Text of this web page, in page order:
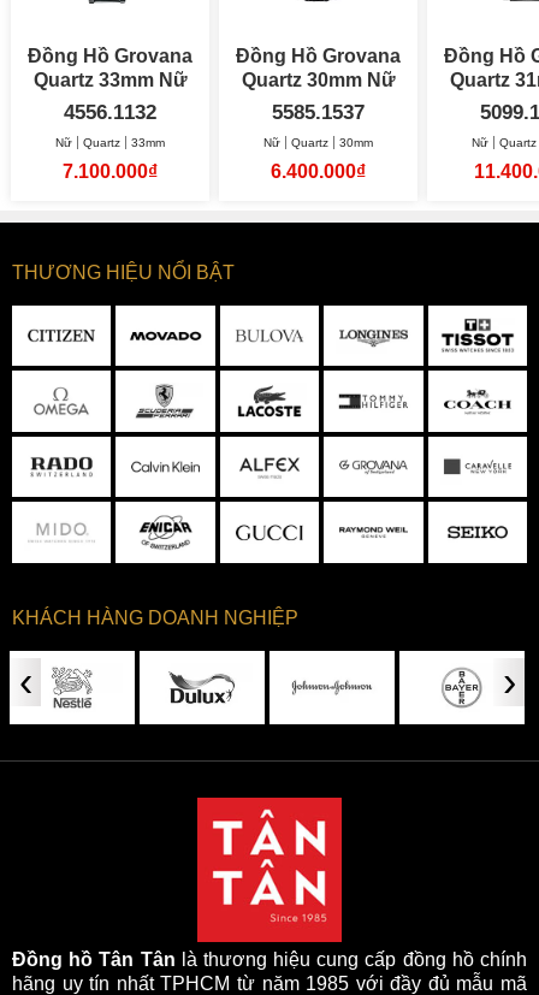
Đồng Hồ Grovana
Quartz 33mm Nữ
4556.1132
Nữ Quartz 33mm
7.100.000₫
Đồng Hồ Grovana
Quartz 30mm Nữ
5585.1537
Nữ Quartz 30mm
6.400.000₫
Đồng Hồ
Nữ Quartz
THƯƠNG HIỆU NỔI BẬT
KHÁCH HÀNG DOANH NGHIỆP
‹ ›
Đồng hồ Tân Tân là thương hiệu cung cấp đồng hồ chính
hãng uy tín nhất TPHCM từ năm 1985 với đầy đủ mẫu mã